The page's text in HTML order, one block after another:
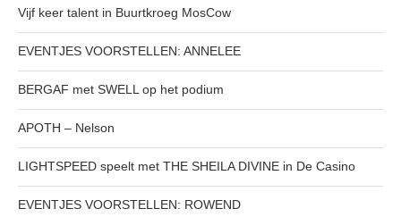
Vijf keer talent in Buurtkroeg MosCow
EVENTJES VOORSTELLEN: ANNELEE
BERGAF met SWELL op het podium
APOTH – Nelson
LIGHTSPEED speelt met THE SHEILA DIVINE in De Casino
EVENTJES VOORSTELLEN: ROWEND